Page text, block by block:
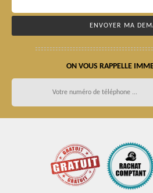
ON VOUS RAPPELLE